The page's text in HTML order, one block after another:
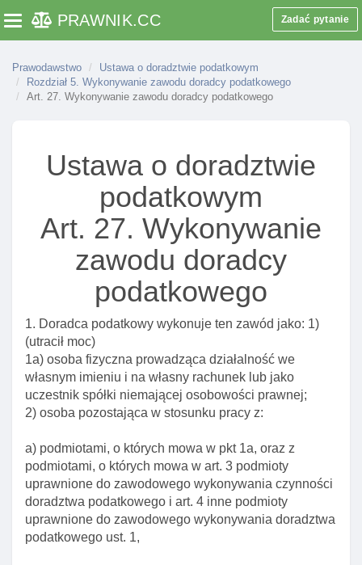
Toggle navigation
PRAWNIK.CC Zadać pytanie
Prawodawstwo
Ustawa o doradztwie podatkowym
Rozdział 5. Wykonywanie zawodu doradcy podatkowego
Art. 27. Wykonywanie zawodu doradcy podatkowego
Ustawa o doradztwie
podatkowym
Art. 27. Wykonywanie
zawodu doradcy
podatkowego
1. Doradca podatkowy wykonuje ten zawód jako: 1)
(utracił moc)
1a) osoba fizyczna prowadząca działalność we
własnym imieniu i na własny rachunek lub jako
uczestnik spółki niemającej osobowości prawnej;
2) osoba pozostająca w stosunku pracy z:
a) podmiotami, o których mowa w pkt 1a, oraz z
podmiotami, o których mowa w art. 3 podmioty
uprawnione do zawodowego wykonywania czynności
doradztwa podatkowego i art. 4 inne podmioty
uprawnione do zawodowego wykonywania doradztwa
podatkowego ust. 1,
Rozdział 1. Przepisy ogólne
Art. 1. Zakres przedmiotowy ustawy
wykonywania czynnośCI doradztwa podatkowego
Art. 4. Inne podmioty uprawnione do zawodowego
wykonywania doradztwa podatkowego
Art. 5. Informacja o przepisach podatkowych a
Rozdział 2. Wpis na listę doradców podatkowych
Art. 6. Warunek wpisu na listę doradców
podatkowych
Art. 7. Wpis na listę doradców podatkowych
Art. 8. ślubowanie doradcy podatkowego
Art. 9. Tytuł doradcy podatkowego
uprawnień
Art. 11. Opłata za wpis na listę
Art. 12. Rozporządzenie w sprawie udostępniania
publicznie listy doradców
Art. 13. Decyzja administracyjna o wpisie na listę lub